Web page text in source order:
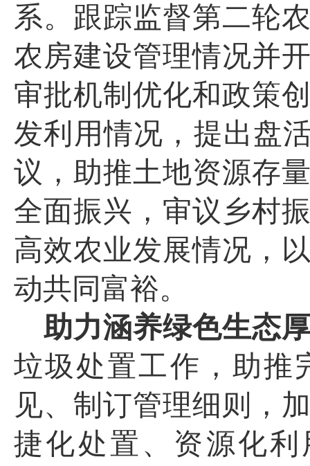
系。跟踪监督第二轮
农房建设管理情况并
审批机制优化和政策
发利用情况，提出盘
议，助推土地资源存
全面振兴，审议乡村
高效农业发展情况，
动共同富裕。
助力涵养绿色生态
垃圾处置工作，助推
见、制订管理细则，
捷化处置、资源化